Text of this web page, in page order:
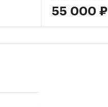
55 000 ₽